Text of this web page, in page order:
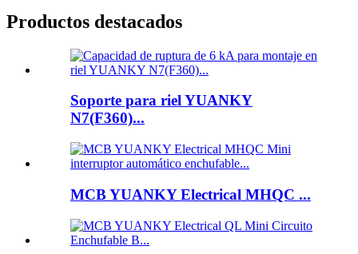
Productos destacados
Soporte para riel YUANKY
N7(F360)...
MCB YUANKY Electrical MHQC ...